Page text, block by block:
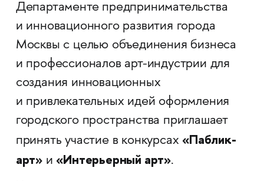
Департаменте предпринимательства
и инновационного развития города
Москвы с целью объединения бизнеса
и профессионалов арт-индустрии для
создания инновационных
и привлекательных идей оформления
городского пространства приглашает
принять участие в конкурсах«Паблик-
арт» и«Интерьерный арт».